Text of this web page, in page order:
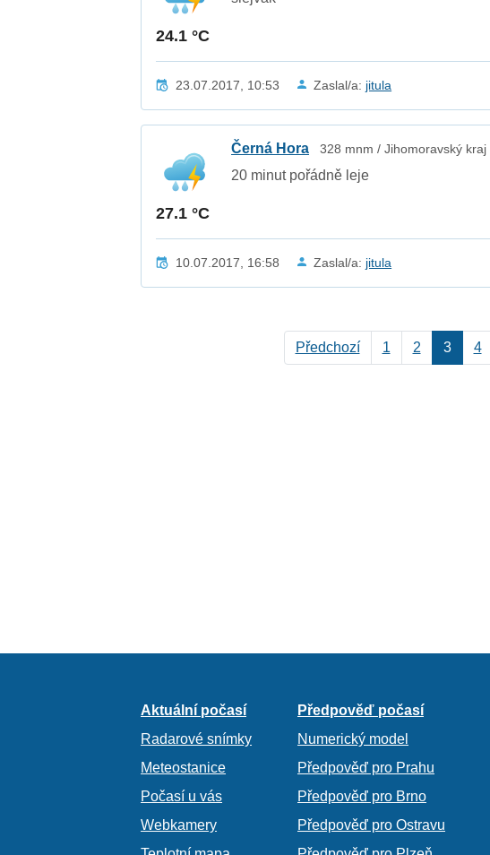
24.1 °C
23.07.2017, 10:53 Zaslal/a: jitula
27.1 °C
Černá Hora 328 mnm / Jihomoravský kraj
20 minut pořádně leje
10.07.2017, 16:58 Zaslal/a: jitula
Předchozí 1 2 3 4
Aktuální počasí
Radarové snímky
Meteostanice
Počasí u vás
Webkamery
Předpověď počasí
Numerický model
Předpověď pro Prahu
Předpověď pro Brno
Předpověď pro Ostravu